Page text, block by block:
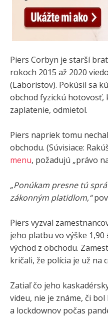
Piers Corbyn je starší
rokoch 2015 až 2020
(Laboristov). Pokúsil sa
obchod fyzickú
zaplatenie, odmietol.
Piers napriek tomu
obchodu. (Súvisiace:
menu, požadujú „právo
„Ponúkam presne tú
zákonným platidlom,“
Piers vyzval
jeho platbu vo výške
východ z obchodu.
kričali, že polícia je už na
Zatiaľ čo jeho
videu, nie je známe, či
a lockdownov počas